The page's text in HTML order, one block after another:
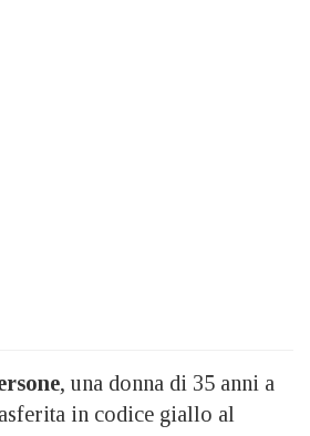
, una donna di 35 anni a
in codice giallo al